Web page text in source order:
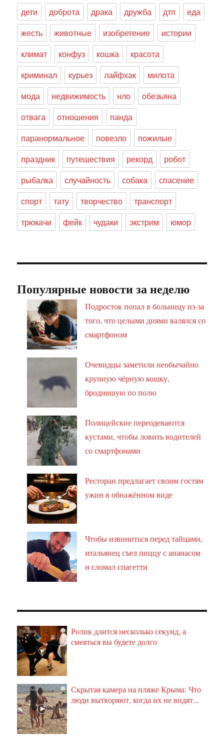
дети доброта драка дружба дтп
еда
жесть
животные изобретение
истории
климат
конфуз кошка
красота
криминал
курьез лайфхак
милота
мода
недвижимость нло
обезьяна
отвага
отношения
панда
паранормальное
повезло
пожилые
праздник
путешествия рекорд
робот
рыбалка
случайность собака
спасение
спорт
тату творчество
транспорт
трюкачи
фейк чудаки экстрим юмор
Популярные новости за неделю
Подросток попал в больницу из-за
того, что целыми днями валялся со
смартфоном
Очевидцы заметили необычайно
крупную чёрную кошку,
бродившую по полю
Полицейские переодеваются
кустами, чтобы ловить водителей
со смартфонами
Ресторан предлагает своим гостям
ужин в обнажённом виде
Чтобы извиниться перед тайцами,
итальянец съел пиццу с ананасом
и сломал спагетти
i
Ролик длится несколько секунд, а
смеяться вы будете долго
i
Скрытая камера на пляже Крыма: Что
люди вытворяют, когда их не видят...